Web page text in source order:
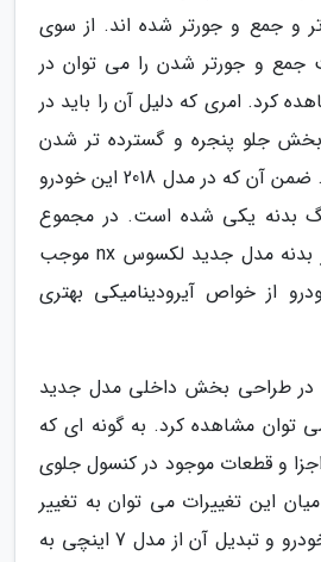
و جمع و جورتر شده اند. از سوی
جمع و جورتر شدن را می توان در
کرد. امری که دلیل آن را باید در
جلو پنجره و گسترده تر شدن
اندازه آن جستجو نمود. ضمن آن که در مدل 2018 این خودرو
بدنه یکی شده است. در مجموع
تغییرات اعمال شده در بدنه مدل جدید لکسوس nx موجب
از خواص آیرودینامیکی بهتری
در طراحی بخش داخلی مدل جدید
توان مشاهده کرد. به گونه ای که
و قطعات موجود در کنسول جلوی
این تغییرات می توان به تغییر
اندازه نمایشگر اصلی خودرو و تبدیل آن از مدل 7 اینچی به